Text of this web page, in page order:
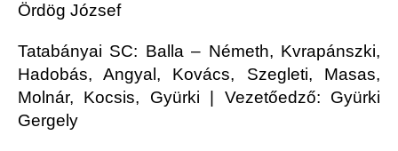
Ördög József
Tatabányai SC: Balla – Németh, Kvrapánszki,
Hadobás, Angyal, Kovács, Szegleti, Masas,
Molnár, Kocsis, Gyürki | Vezetőedző: Gyürki
Gergely